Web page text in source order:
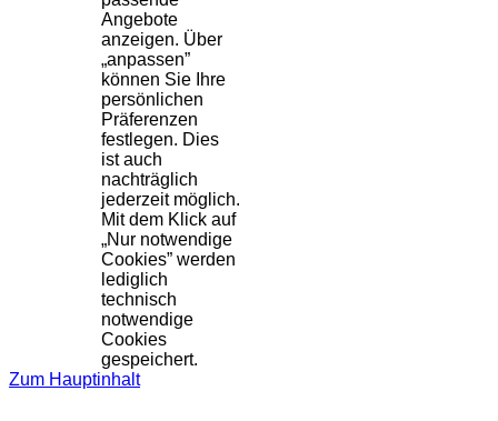
Angebote
anzeigen. Über
„anpassen”
können Sie Ihre
persönlichen
Präferenzen
festlegen. Dies
ist auch
nachträglich
jederzeit möglich.
Mit dem Klick auf
„Nur notwendige
Cookies” werden
lediglich
technisch
notwendige
Cookies
gespeichert.
Zum Hauptinhalt